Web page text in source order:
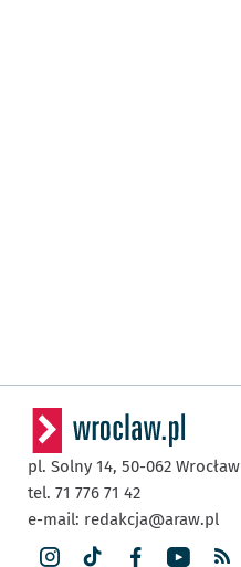
pl. Solny 14, 50-062 Wrocław
tel. 71 776 71 42
e-mail: redakcja@araw.pl